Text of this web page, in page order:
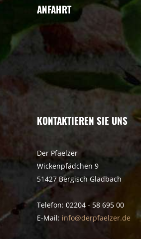
ANFAHRT
KONTAKTIEREN SIE UNS
Der Pfaelzer
Wickenpfädchen 9
51427 Bergisch Gladbach
Telefon: 02204 - 58 695 00
E-Mail: info@derpfaelzer.de